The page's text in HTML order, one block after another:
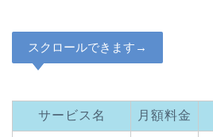
スクロールできます→
サービス名 月額料金